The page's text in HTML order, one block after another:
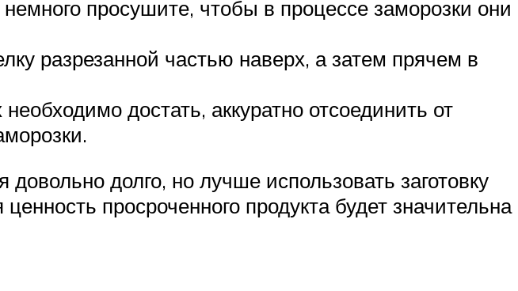
просушите, чтобы в процессе заморозки они
разрезанной частью наверх, а затем прячем в
достать, аккуратно отсоединить от
долго, но лучше использовать заготовку
просроченного продукта будет значительна